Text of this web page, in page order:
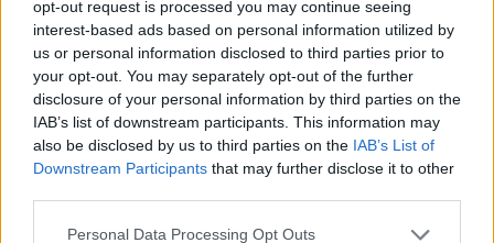
opt-out request is processed you may continue seeing
interest-based ads based on personal information utilized by
us or personal information disclosed to third parties prior to
your opt-out. You may separately opt-out of the further
disclosure of your personal information by third parties on the
IAB’s list of downstream participants. This information may
also be disclosed by us to third parties on the IAB’s List of
Downstream Participants that may further disclose it to other
Please note that this website/app uses one or more Google
Personal Data Processing Opt Outs
Come se non bastasse, i bambinisono entusiasti
della neve e, praticando sport, ne trarranno
benefici a lungo termine. Sia a livello fisico che a
livello ambientale, imparando arispettare la
naturafin dalla tenera età.